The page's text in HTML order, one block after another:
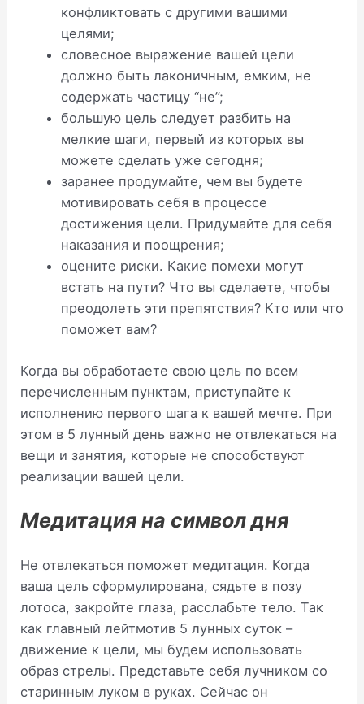
конфликтовать с другими вашими
целями;
словесное выражение вашей цели
должно быть лаконичным, емким, не
содержать частицу “не”;
большую цель следует разбить на
мелкие шаги, первый из которых вы
можете сделать уже сегодня;
заранее продумайте, чем вы будете
мотивировать себя в процессе
достижения цели. Придумайте для себя
наказания и поощрения;
оцените риски. Какие помехи могут
встать на пути? Что вы сделаете, чтобы
преодолеть эти препятствия? Кто или что
поможет вам?
Когда вы обработаете свою цель по всем
перечисленным пунктам, приступайте к
исполнению первого шага к вашей мечте. При
этом в 5 лунный день важно не отвлекаться на
вещи и занятия, которые не способствуют
реализации вашей цели.
Медитация на символ дня
Не отвлекаться поможет медитация. Когда
ваша цель сформулирована, сядьте в позу
лотоса, закройте глаза, расслабьте тело. Так
как главный лейтмотив 5 лунных суток –
движение к цели, мы будем использовать
образ стрелы. Представьте себя лучником со
старинным луком в руках. Сейчас он